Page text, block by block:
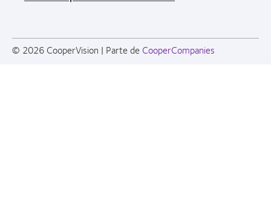
© 2026 CooperVision | Parte de CooperCompanies